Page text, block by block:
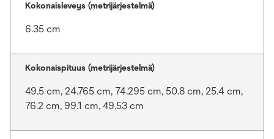
Kokonaisleveys (metrijärjestelmä)
6.35 cm
Kokonaispituus (metrijärjestelmä)
49.5 cm, 24.765 cm, 74.295 cm, 50.8 cm, 25.4 cm,
76.2 cm, 99.1 cm, 49.53 cm